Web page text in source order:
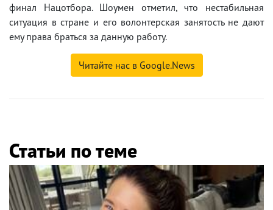
финал Нацотбора. Шоумен отметил, что нестабильная
ситуация в стране и его волонтерская занятость не дают
ему права браться за данную работу.
Читайте нас в Google.News
Статьи по теме